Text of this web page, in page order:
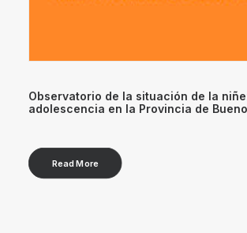
Observatorio de la situación de la
adolescencia en la Provincia de
Read More